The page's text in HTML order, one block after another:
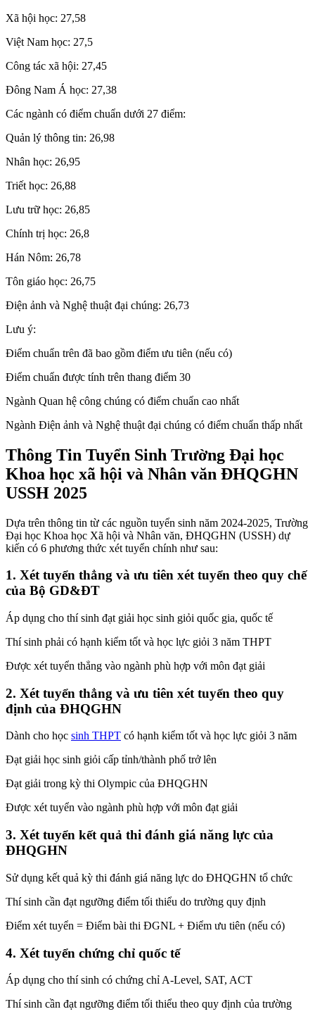
Xã hội học: 27,58
Việt Nam học: 27,5
Công tác xã hội: 27,45
Đông Nam Á học: 27,38
Các ngành có điểm chuẩn dưới 27 điểm:
Quản lý thông tin: 26,98
Nhân học: 26,95
Triết học: 26,88
Lưu trữ học: 26,85
Chính trị học: 26,8
Hán Nôm: 26,78
Tôn giáo học: 26,75
Điện ảnh và Nghệ thuật đại chúng: 26,73
Lưu ý:
Điểm chuẩn trên đã bao gồm điểm ưu tiên (nếu có)
Điểm chuẩn được tính trên thang điểm 30
Ngành Quan hệ công chúng có điểm chuẩn cao nhất
Ngành Điện ảnh và Nghệ thuật đại chúng có điểm chuẩn thấp nhất
Thông Tin Tuyển Sinh Trường Đại học
Khoa học xã hội và Nhân văn ĐHQGHN
USSH 2025
Dựa trên thông tin từ các nguồn tuyển sinh năm 2024-2025, Trường
Đại học Khoa học Xã hội và Nhân văn, ĐHQGHN (USSH) dự
kiến có 6 phương thức xét tuyển chính như sau:
1. Xét tuyển thẳng và ưu tiên xét tuyển theo quy chế
của Bộ GD&ĐT
Áp dụng cho thí sinh đạt giải học sinh giỏi quốc gia, quốc tế
Thí sinh phải có hạnh kiểm tốt và học lực giỏi 3 năm THPT
Được xét tuyển thẳng vào ngành phù hợp với môn đạt giải
2. Xét tuyển thẳng và ưu tiên xét tuyển theo quy
định của ĐHQGHN
Dành cho học sinh THPT có hạnh kiểm tốt và học lực giỏi 3 năm
Đạt giải học sinh giỏi cấp tỉnh/thành phố trở lên
Đạt giải trong kỳ thi Olympic của ĐHQGHN
Được xét tuyển vào ngành phù hợp với môn đạt giải
3. Xét tuyển kết quả thi đánh giá năng lực của
ĐHQGHN
Sử dụng kết quả kỳ thi đánh giá năng lực do ĐHQGHN tổ chức
Thí sinh cần đạt ngưỡng điểm tối thiểu do trường quy định
Điểm xét tuyển = Điểm bài thi ĐGNL + Điểm ưu tiên (nếu có)
4. Xét tuyển chứng chỉ quốc tế
Áp dụng cho thí sinh có chứng chỉ A-Level, SAT, ACT
Thí sinh cần đạt ngưỡng điểm tối thiểu theo quy định của trường